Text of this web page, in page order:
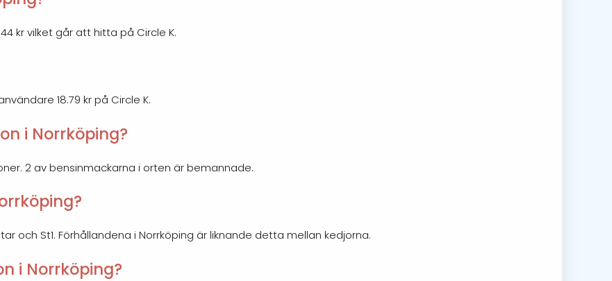
kr vilket går att hitta på Circle K.
18.79 kr på Circle K.
i Norrköping?
2 av bensinmackarna i orten är bemannade.
och St1. Förhållandena i Norrköping är liknande detta mellan kedjorna.
i Norrköping?